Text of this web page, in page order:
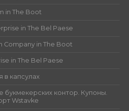
in The Boot
in The Bel Paese
Company in The Boot
in The Bel Paese
в капсулах
букмекерских контор. Купоны.
Wstavke